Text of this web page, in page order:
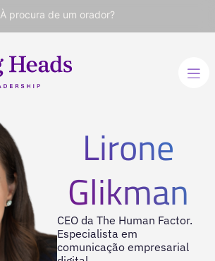
À procura de um orador?
Lirone
Glikman
CEO da The Human Factor.
Especialista em
comunicação empresarial